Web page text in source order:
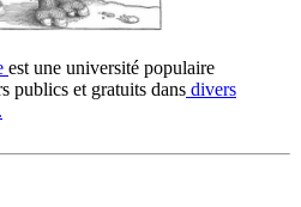
est une université populaire
publics et gratuits dans divers